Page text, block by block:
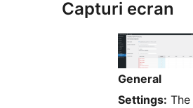
Capturi ecran
General
Settings: The